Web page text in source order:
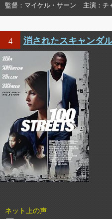
監督
マイケル・サーン 主演 チ
4 消されたスキャンダ
ネット上の声